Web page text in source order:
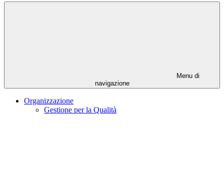
Menu di
navigazione
Organizzazione
Gestione per la Qualità